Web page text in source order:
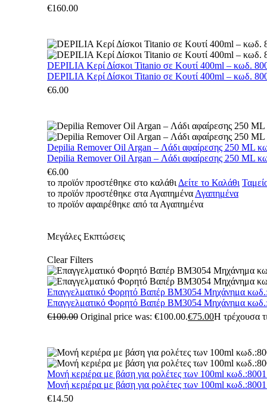
€160.00
DEPILIA Κερί Δίσκοι Titanio σε Κουτί 400ml – κωδ.
DEPILIA Κερί Δίσκοι Titanio σε Κουτί 400ml – κωδ.
€6.00
Depilia Remover Oil Argan – Λάδι αφαίρεσης 250 ML
Depilia Remover Oil Argan – Λάδι αφαίρεσης 250 ML
€6.00
το προϊόν προστέθηκε στο καλάθι Δείτε το Καλάθι
το προϊόν προστέθηκε στα Αγαπημένα Αγαπημένα
το προϊόν αφαιρέθηκε από τα Αγαπημένα
Μεγάλες Εκπτώσεις
Clear Filters
Επαγγελματικό Φορητό Βαπέρ BM3054 Μηχάνημα
Επαγγελματικό Φορητό Βαπέρ BM3054 Μηχάνημα
€100.00 Original price was: €100.00.€75.00Η τρέχουσα
Μονή κεριέρα με βάση για ρολέτες των 100ml
Μονή κεριέρα με βάση για ρολέτες των 100ml
€14.50